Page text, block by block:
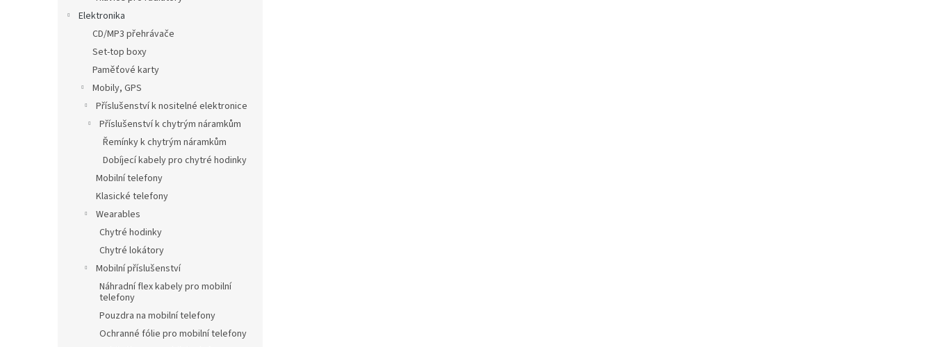
Elektronika
CD/MP3 přehrávače
Set-top boxy
Paměťové karty
Mobily, GPS
Příslušenství k nositelné elektronice
Příslušenství k chytrým náramkům
Řemínky k chytrým náramkům
Dobíjecí kabely pro chytré hodinky
Mobilní telefony
Klasické telefony
Wearables
Chytré hodinky
Chytré lokátory
Mobilní příslušenství
Náhradní flex kabely pro mobilní
telefony
Pouzdra na mobilní telefony
Ochranné fólie pro mobilní telefony